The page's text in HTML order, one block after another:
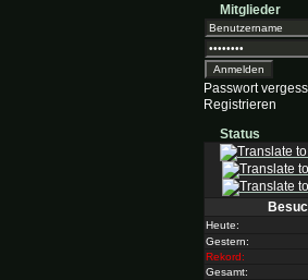
Mitglieder
Passwort
Registrieren
Status
Heute:
Gestern:
Rekord:
Gesamt: